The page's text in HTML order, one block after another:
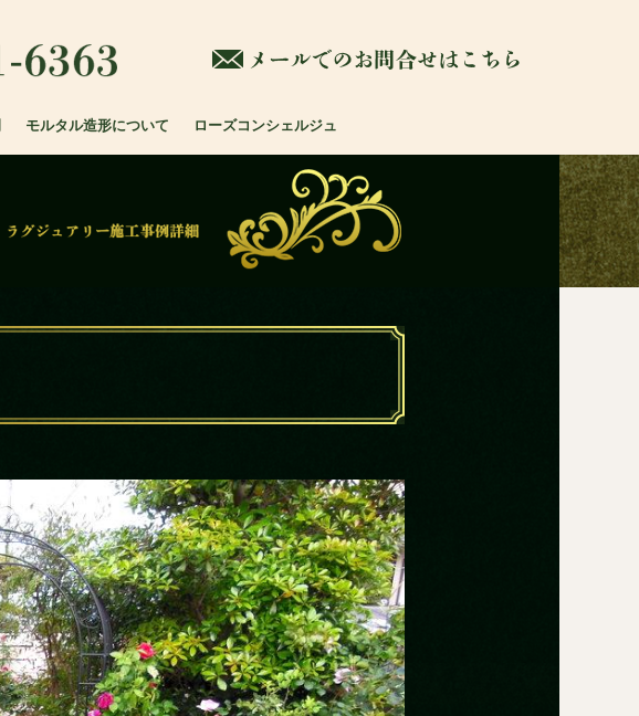
090-9191-6363
モルタル造形について ローズコンシェルジュ
ラグジュ